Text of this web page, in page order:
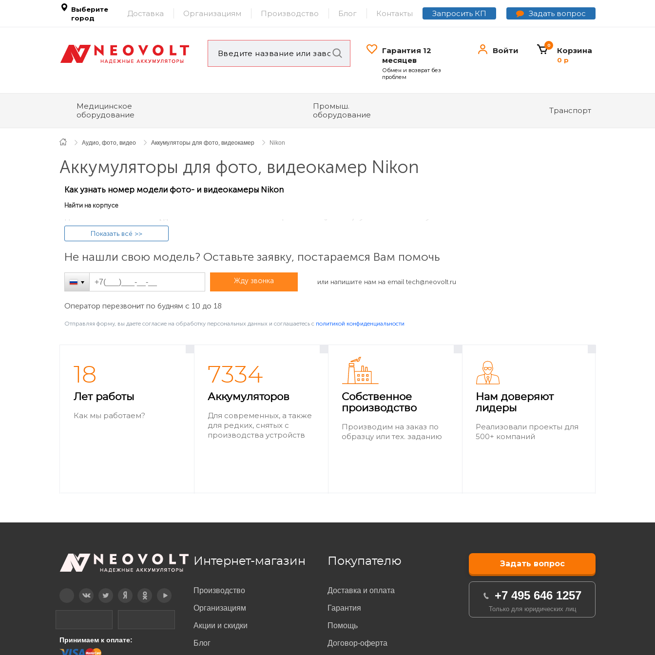
Выберите
город
Доставка Организациям Производство Блог Контакты Запросить КП Задать вопрос
Гарантия 12
месяцев
Обмен и возврат без
проблем
Войти Корзина
0
0 р
Медицинское
оборудование
Промыш.
оборудование
Транспорт
Аудио, фото, видео Аккумуляторы для фото, видеокамер Nikon
Аккумуляторы для фото, видеокамер Nikon
Как узнать номер модели фото- и видеокамеры Nikon
Найти на корпусе
Название модели камеры Nikon указывается на корпусе на фронтальной части (обычно справа от объектива или на видоискателе у
видеокамер), а также на специальной информационной наклейке. Её размещают на донной части, под поворотным экраном или в лотке
Как найти парт-номер на аккумуляторе
Наносится в цифро-буквенном виде в левой верхней части стикера с внутренней стороны аккумулятора рядом с логотипом фото- или
видеокамеры Nikon (например, «Nikon EN-EL15b»).
Показать всё >>
Не нашли свою модель? Оставьте заявку, постараемся Вам помочь
Жду звонка или напишите нам на email tech@neovolt.ru
Оператор перезвонит по будням с 10 до 18
Отправляя форму, вы даете согласие на обработку персональных данных и соглашаетесь c политикой конфиденциальности
18
Лет работы
Как мы работаем?
7334
Аккумуляторов
Для современных, а также
для редких, снятых с
производства устройств
Собственное
производство
Производим на заказ по
образцу или тех. заданию
Нам доверяют
лидеры
Реализовали проекты для
500+ компаний
Принимаем к оплате:
Интернет-магазин
Производство
Организациям
Акции и скидки
Блог
Покупателю
Доставка и оплата
Гарантия
Помощь
Договор-оферта
Задать вопрос
+7 495 646 1257
Только для юридических лиц